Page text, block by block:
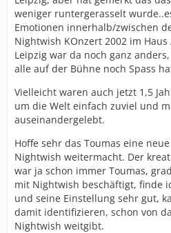
weniger runtergerasselt
Emotionen innerhalb/zwischen
Nightwish KOnzert 2002 im
Leipzig war da noch ganz
alle auf der Bühne noch Spass
Vielleicht waren auch jetzt 1,5
um die Welt einfach zuviel und
auseinandergelebt.
Hoffe sehr das Toumas eine
Nightwish weitermacht. Der
war ja schon immer Toumas,
mit Nightwish beschäftigt, finde
und seine Einstellung sehr gut,
damit identifizieren, schon von
Nightwish weitgibt.